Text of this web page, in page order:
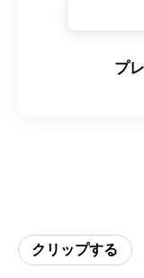
プ
クリップする